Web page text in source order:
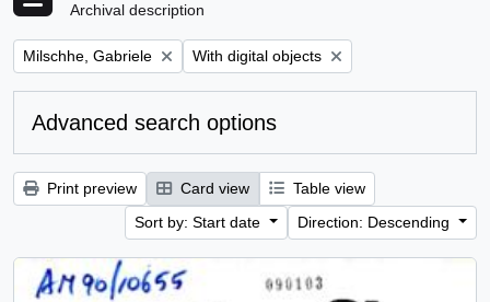
Archival description
Remove filter:
Milschhe, Gabriele Remove filter:
With digital objects
Advanced search options
Print preview Card view
Table view
Sort by: Start date
Direction: Descending